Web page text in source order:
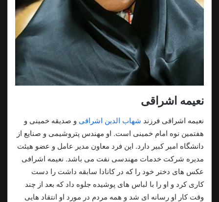
نعیمه اشراقی
نعیمه اشراقی فرزند شهاب الدین اشراقی و صدیقه خمینی و
هفتمین نوه امام خمینی است. او مهندس پتروشیمی و صنایع از
دانشگاه امیر کبیر دارد. این فرد معاون مدیر عامل و عضو هیئت
مدیره شرکت خدمات مهندسی نفت می باشد. نعیمه اشرافی
عکس های دختر خود را که در کانادا سابقه داشت را دست
کاری کرد و او را با لباس های پوشیده جلوه داد که بعد از چند
وقت کار او رسانه ای شد و همه مردم در مورد او انتقاد هایی